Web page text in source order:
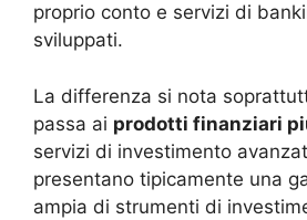
proprio conto e servizi di
sviluppati.
La differenza si nota
passa ai prodotti finanziari
servizi di investimento
presentano tipicamente una
ampia di strumenti di